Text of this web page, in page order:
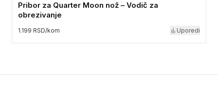
Pribor za Quarter Moon nož – Vodič za
obrezivanje
1.199 RSD/kom Uporedi